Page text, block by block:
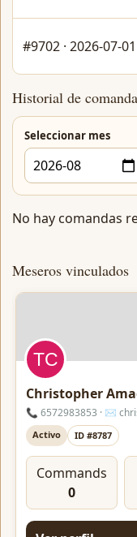
#9702 · 2026-07-
Historial de
Seleccionar mes
No hay comandas
Meseros vinculados
Christopher
📞 6572983853 · ✉️
Activo ID #8787
Commands
0